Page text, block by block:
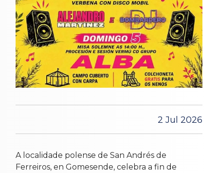
2 Jul 2026
A localidade polense de San Andrés de
Ferreiros, en Gomesende, celebra a fin de